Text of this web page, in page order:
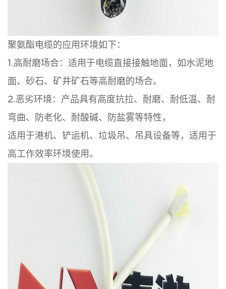
聚氨酯电缆的应用环境如下：
1.高耐磨场合：适用于电缆直接接触地面，如水泥地
面、砂石、矿井矿石等高耐磨的场合。
2.恶劣环境：产品具有高度抗拉、耐磨、耐低温、耐
弯曲、防老化、耐酸碱、防盐雾等特性，
适用于港机、铲运机、垃圾吊、吊具设备等，适用于
高工作效率环境使用。